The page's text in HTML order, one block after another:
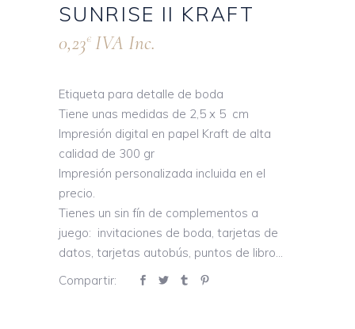
SUNRISE II KRAFT
0,23€ IVA Inc.
Etiqueta para detalle de boda
Tiene unas medidas de 2,5 x 5 cm
Impresión digital en papel Kraft de alta
calidad de 300 gr
Impresión personalizada incluida en el
precio.
Tienes un sin fín de complementos a
juego: invitaciones de boda, tarjetas de
datos, tarjetas autobús, puntos de libro…
Compartir: